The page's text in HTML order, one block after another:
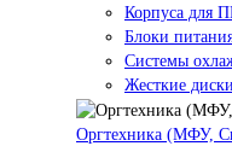
Корпуса для
Блоки
Системы
Жесткие диски
Оргтехника (МФУ,